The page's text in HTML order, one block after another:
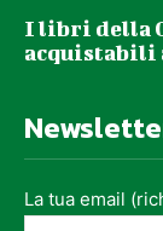
I libri della
acquistabili
La tua email